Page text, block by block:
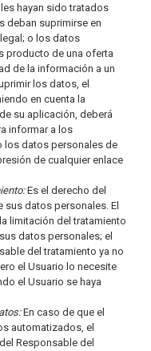
hayan sido tratados
deban suprimirse en
o los datos
producto de una oferta
de la información a un
los datos, el
en cuenta la
su aplicación, deberá
informar a los
los datos personales de
de cualquier enlace
Es el derecho del
sus datos personales. El
limitación del tratamiento
datos personales; el
del tratamiento ya no
el Usuario lo necesite
el Usuario se haya
En caso de que el
automatizados, el
Responsable del